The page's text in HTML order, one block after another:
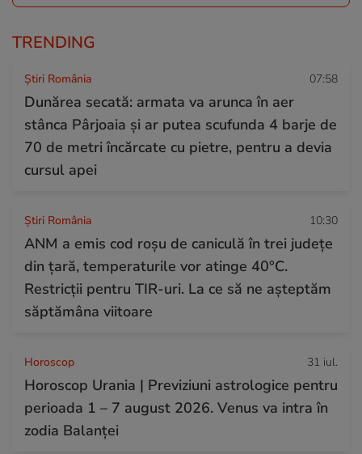
TRENDING
Știri România 07:58
Dunărea secată: armata va arunca în aer
stânca Pârjoaia și ar putea scufunda 4 barje de
70 de metri încărcate cu pietre, pentru a devia
cursul apei
Știri România 10:30
ANM a emis cod roșu de caniculă în trei județe
din țară, temperaturile vor atinge 40°C.
Restricții pentru TIR-uri. La ce să ne așteptăm
săptămâna viitoare
Horoscop 31 iul.
Horoscop Urania | Previziuni astrologice pentru
perioada 1 – 7 august 2026. Venus va intra în
zodia Balanței